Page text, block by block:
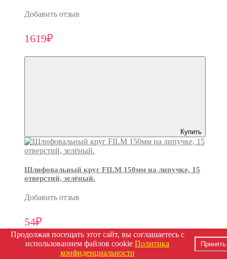
Добавить отзыв
1619₽
Купить
Шлифовальный круг FILM 150мм на липучке, 15
отверстий, зелёный.
Добавить отзыв
54₽
Продолжая посещать этот сайт, вы соглашаетесь с
использованием файлов cookie Политика
конфиденциальности
Принять